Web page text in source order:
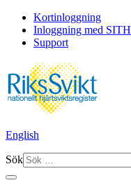
Kortinloggning
Inloggning med
Support
English
Sök